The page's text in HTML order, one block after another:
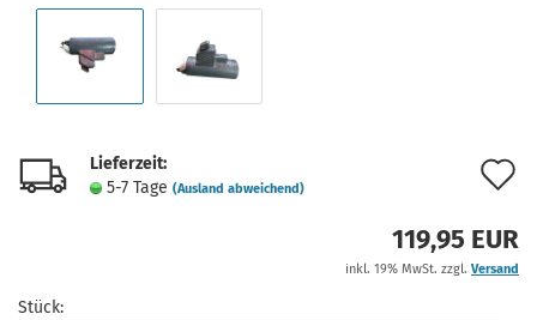
Lieferzeit:
5-7 Tage (Ausland abweichend)
119,95 EUR
inkl. 19% MwSt. zzgl. Versand
Stück: